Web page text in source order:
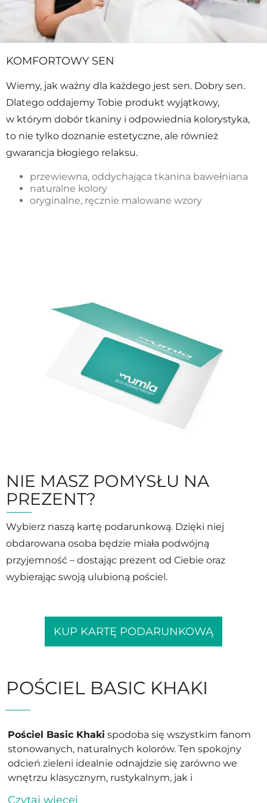
KOMFORTOWY SEN
Wiemy, jak ważny dla każdego jest sen. Dobry sen.
Dlatego oddajemy Tobie produkt wyjątkowy,
w którym dobór tkaniny i odpowiednia kolorystyka,
to nie tylko doznanie estetyczne, ale również
gwarancja błogiego relaksu.
przewiewna, oddychająca tkanina bawełniana
naturalne kolory
oryginalne, ręcznie malowane wzory
NIE MASZ POMYSŁU NA
PREZENT?
Wybierz naszą kartę podarunkową. Dzięki niej
obdarowana osoba będzie miała podwójną
przyjemność – dostając prezent od Ciebie oraz
wybierając swoją ulubioną pościel.
KUP KARTĘ PODARUNKOWĄ
POŚCIEL BASIC KHAKI
Pościel Basic Khaki spodoba się wszystkim fanom
stonowanych, naturalnych kolorów. Ten spokojny
odcień zieleni idealnie odnajdzie się zarówno we
wnętrzu klasycznym, rustykalnym, jak i
Czytaj więcej